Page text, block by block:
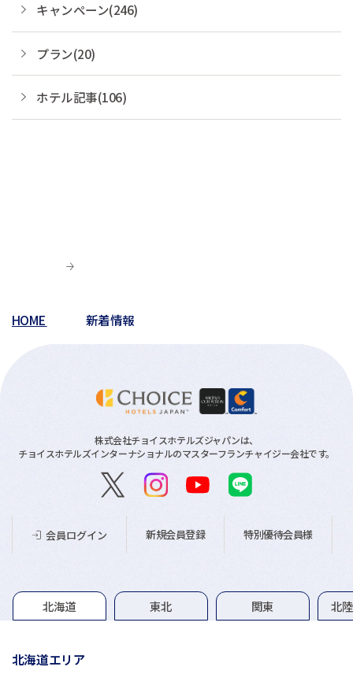
キャンペーン(246)
プラン(20)
ホテル記事(106)
HOME 新着情報
株式会社チョイスホテルズジャパンは、
チョイスホテルズインターナショナルのマスターフランチャイジー会社です。
会員ログイン 新規会員登録 特別優待会員様
グループホテル一覧
北海道 東北 関東 北
北海道エリア